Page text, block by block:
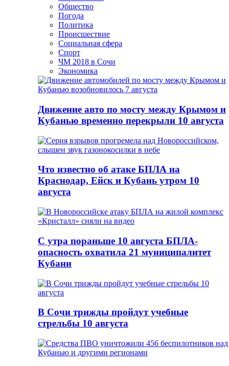
Общество
Погода
Политика
Происшествие
Социальная сфера
Спорт
ЧМ 2018 в Сочи
Экономика
Движение авто по мосту между Крымом и
Кубанью временно перекрыли 10 августа
Что известно об атаке БПЛА на
Краснодар, Ейск и Кубань утром 10
августа
С утра пораньше 10 августа БПЛА-
опасность охватила 21 муниципалитет
Кубани
В Сочи трижды пройдут учебные
стрельбы 10 августа